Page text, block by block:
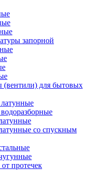
запорной
для бытовых
со спускным
протечек